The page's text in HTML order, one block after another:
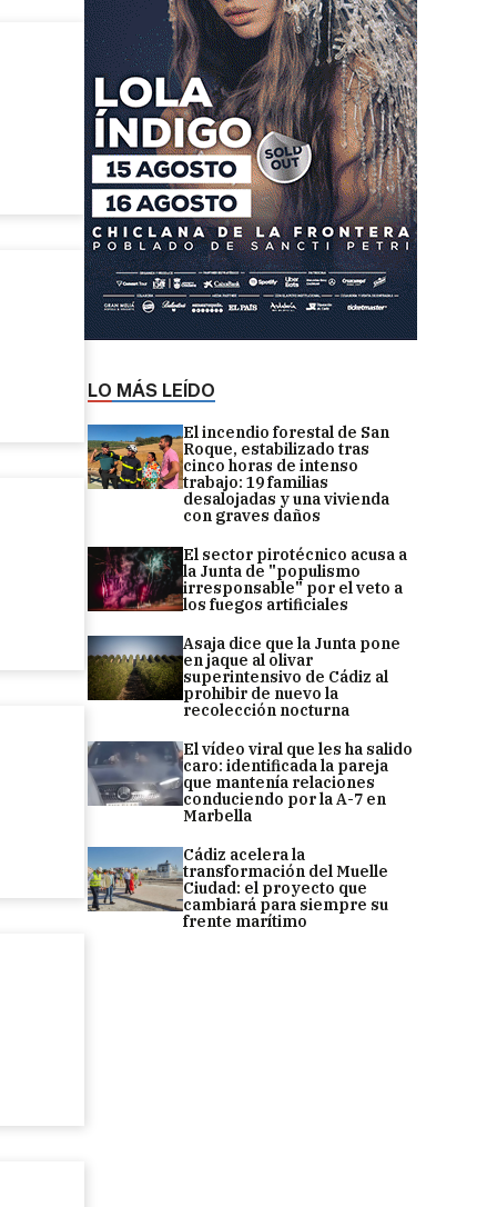
LO MÁS LEÍDO
El incendio forestal de San
Roque, estabilizado tras
cinco horas de intenso
trabajo: 19 familias
desalojadas y una vivienda
con graves daños
El sector pirotécnico acusa a
la Junta de "populismo
irresponsable" por el veto a
los fuegos artificiales
Asaja dice que la Junta pone
en jaque al olivar
superintensivo de Cádiz al
prohibir de nuevo la
recolección nocturna
El vídeo viral que les ha salido
caro: identificada la pareja
que mantenía relaciones
conduciendo por la A-7 en
Marbella
Cádiz acelera la
transformación del Muelle
Ciudad: el proyecto que
cambiará para siempre su
frente marítimo